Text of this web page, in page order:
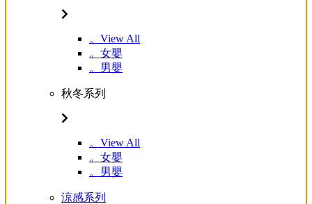
。View All
。女嬰
。男嬰
秋冬系列
。View All
。女嬰
。男嬰
涼感系列